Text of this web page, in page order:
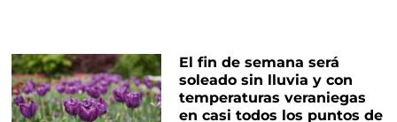
El fin de semana será
soleado sin lluvia y con
temperaturas veraniegas
en casi todos los puntos de